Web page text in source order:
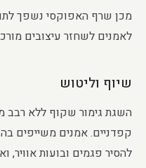
מכן שרף האפוקסי נשפך
לאמנים לשחזר עיצובים
שיוף וליטוש
השגת גימור שקוף ללא רבב
קפדניים. אמנים משייפים
להסיר פגמים ובועות אוויר,